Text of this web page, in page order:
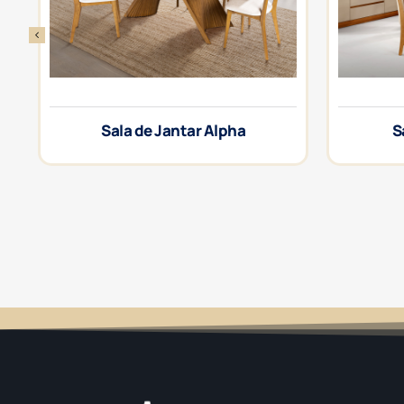
Sala de Jantar Alpha